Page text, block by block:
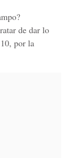
de dar lo
por la